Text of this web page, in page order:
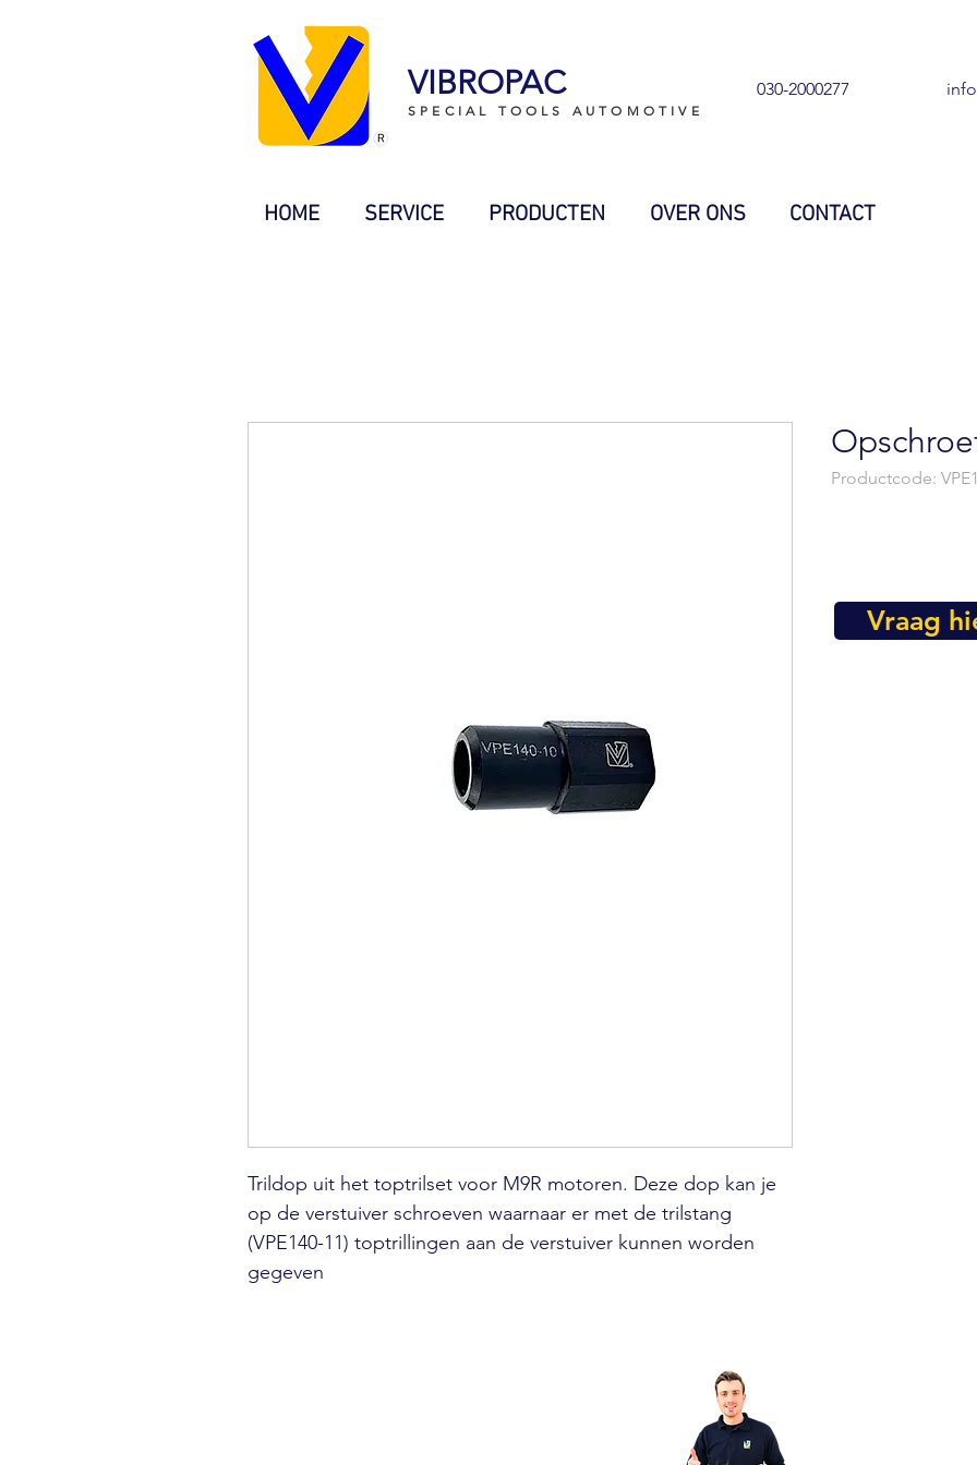
VIBROPAC
SPECIAL TOOLS AUTOMOTIVE
030-2000277
HOME SERVICE PRODUCTEN OVER ONS CONTACT
Trildop uit het toptrilset voor M9R motoren. Deze dop kan je
op de verstuiver schroeven waarnaar er met de trilstang
(VPE140-11) toptrillingen aan de verstuiver kunnen worden
gegeven
Productcode:
Vraag